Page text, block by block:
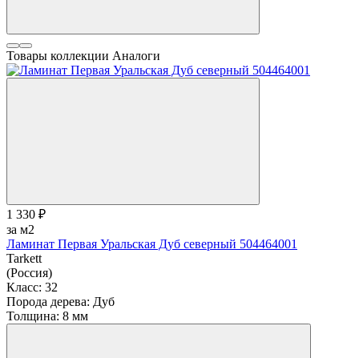
Товары коллекции Аналоги
1 330 ₽
за м2
Ламинат Первая Уральская Дуб северный 504464001
Tarkett
(Россия)
Класс: 32
Порода дерева: Дуб
Толщина: 8 мм